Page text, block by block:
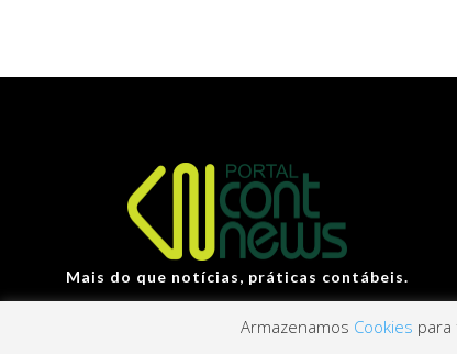
Mais do que notícias, práticas contábeis.
Armazenamos Cookies para